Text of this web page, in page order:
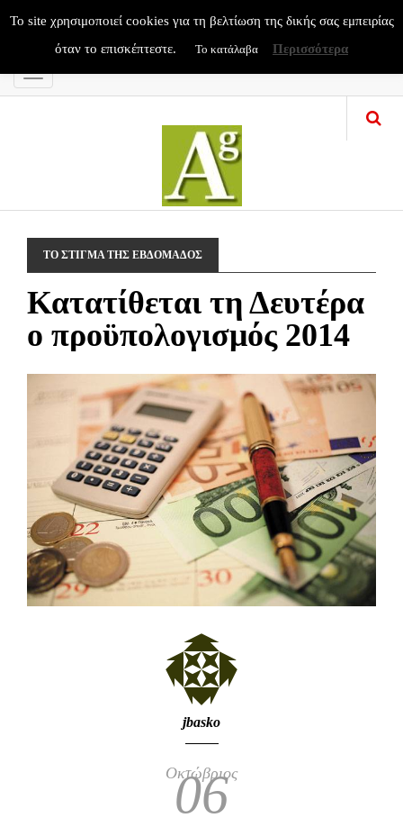
Menu
ΤΟ ΣΤΙΓΜΑ ΤΗΣ ΕΒΔΟΜΑΔΟΣ
Κατατίθεται τη Δευτέρα
ο προϋπολογισμός 2014
jbasko
Οκτώβριος
06
To site χρησιμοποιεί cookies για τη βελτίωση της δικής σας εμπειρίας
όταν το επισκέπτεστε.
Το κατάλαβα Περισσότερα